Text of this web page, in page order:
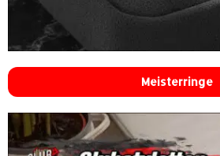
Meisterringe